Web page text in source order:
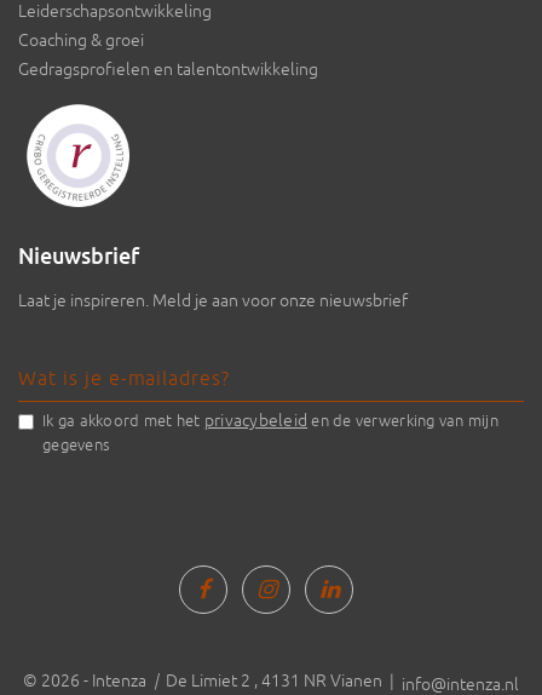
Leiderschapsontwikkeling
Coaching & groei
Gedragsprofielen en talentontwikkeling
Nieuwsbrief
Laat je inspireren. Meld je aan voor onze nieuwsbrief
Ik ga akkoord met het privacybeleid en de verwerking van mijn
gegevens
© 2026 - Intenza |De Limiet 2 , 4131 NR Vianen | info@intenza.nl